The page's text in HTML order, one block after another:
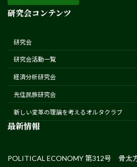
研究会コンテンツ
研究会
研究会活動一覧
経済分析研究会
先住民族研究会
新しい変革の理論を考えるオルタクラブ
最新情報
POLITICAL ECONOMY 第312号 骨太